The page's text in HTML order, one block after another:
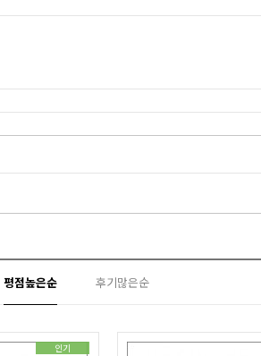
평점높은순 후기많은순
인기